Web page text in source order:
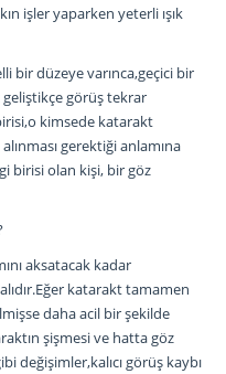
işler yaparken yeterli ışık
bir düzeye varınca,geçici bir
görüş tekrar
kimsede katarakt
gerektiği anlamına
birisi olan kişi, bir göz
aksatacak kadar
katarakt tamamen
daha acil bir şekilde
şişmesi ve hatta göz
değişimler,kalıcı görüş kaybı